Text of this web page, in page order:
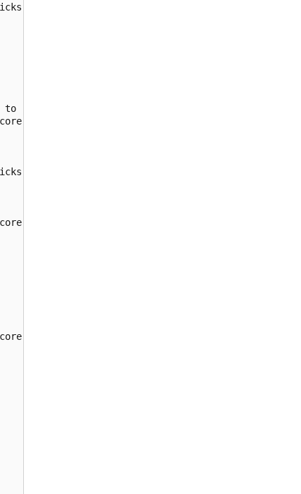
Runtime 11.3 LTS and above.
"dbo".
<your-directory-name>")
Runtime 10.4 LTS and below.
<your-directory-name>") \
<your-directory-name>") \